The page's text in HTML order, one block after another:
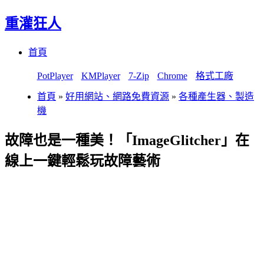
重灌狂人
首頁
PotPlayer KMPlayer 7-Zip Chrome 格式工廠
首頁 » 好用網站、網路免費資源 » 各種產生器、製造
機
故障也是一種美！「ImageGlitcher」在
線上一鍵輕鬆玩故障藝術